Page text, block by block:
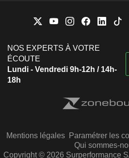
NOS EXPERTS À VOTRE
ÉCOUTE
Lundi - Vendredi 9h-12h / 14h-
18h
Mentions légales Paramétrer les
Qui sommes-
Copyright © 2026 Surperformance